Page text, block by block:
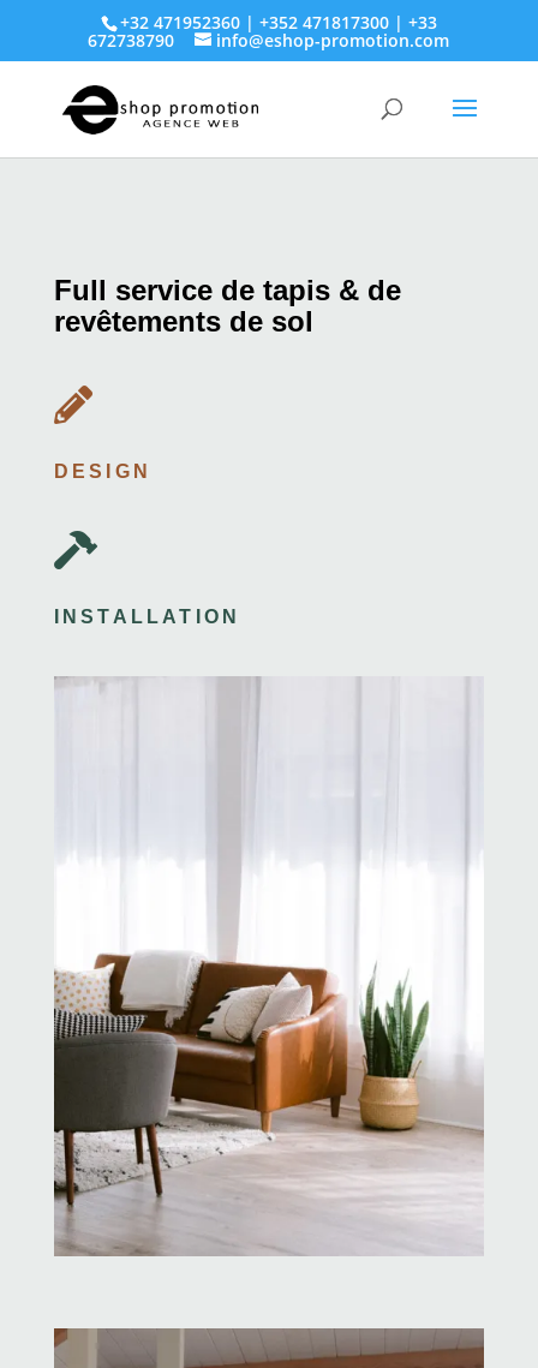
+32 471952360 | +352 471817300 | +33
672738790 info@eshop-promotion.com
Full service de tapis & de
revêtements de sol

DESIGN

INSTALLATION